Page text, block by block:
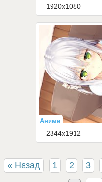
1920x1080
Аниме
2344x1912
« Назад 1 2 3